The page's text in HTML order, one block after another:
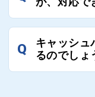
いたしますの
また、急ぎの
にご協力いた
り期間を短縮
だきます。
風災補償を適
Q
キャッシ
るのでしょ